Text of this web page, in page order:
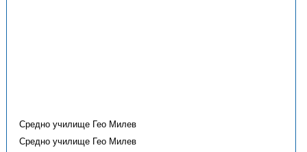
Средно училище Гео Милев
Средно училище Гео Милев